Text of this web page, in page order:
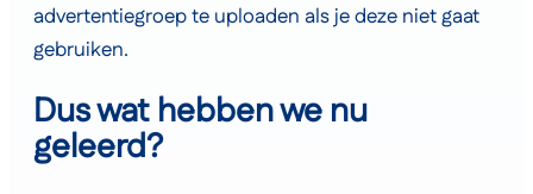
advertentiegroep te uploaden als je deze niet gaat
gebruiken.
Dus wat hebben we nu
geleerd?